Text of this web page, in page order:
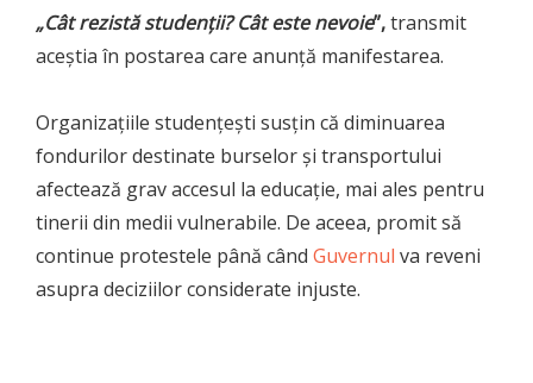
„Cât rezistă studenții? Cât este nevoie”,transmit
aceștia în postarea care anunță manifestarea.
Organizațiile studențești susțin că diminuarea
fondurilor destinate burselor și transportului
afectează grav accesul la educație, mai ales pentru
tinerii din medii vulnerabile. De aceea, promit să
continue protestele până când Guvernul va reveni
asupra deciziilor considerate injuste.